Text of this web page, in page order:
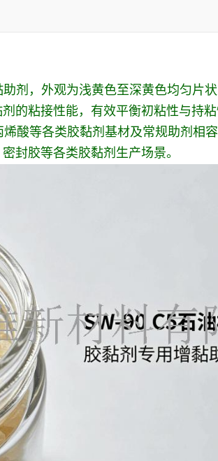
剂，外观为浅黄色至深黄色均匀
的粘接性能，有效平衡初粘性与持
酸等各类胶黏剂基材及常规助剂
封胶等各类胶黏剂生产场景。